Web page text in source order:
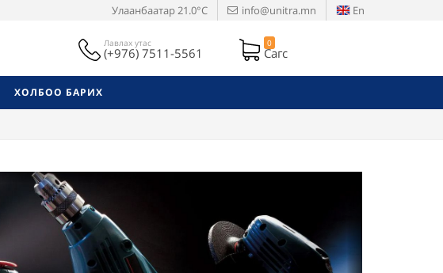
Улаанбаатар21.0°C info@unitra.mn En
Лавлах утас
(+976) 7511-5561
0
Сагс
ХОЛБОО БАРИХ